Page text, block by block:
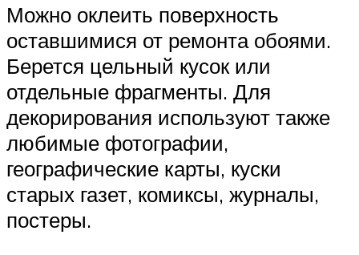
Можно оклеить поверхность
оставшимися от ремонта обоями.
Берется цельный кусок или
отдельные фрагменты. Для
декорирования используют также
любимые фотографии,
географические карты, куски
старых газет, комиксы, журналы,
постеры.